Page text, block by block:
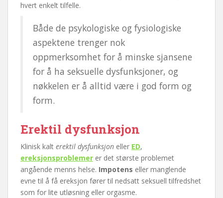
hvert enkelt tilfelle.
Både de psykologiske og fysiologiske
aspektene trenger nok
oppmerksomhet for å minske sjansene
for å ha seksuelle dysfunksjoner, og
nøkkelen er å alltid være i god form og
form.
Erektil dysfunksjon
Klinisk kalt erektil dysfunksjon eller ED,
ereksjonsproblemer er det største problemet
angående menns helse. Impotens eller manglende
evne til å få ereksjon fører til nedsatt seksuell tilfredshet
som for lite utløsning eller orgasme.